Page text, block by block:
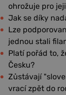
ohrožuje pro
Jak se díky
Lze
jednou stali
Platí pořád to,
Česku?
Zůstávají
vrací zpět do